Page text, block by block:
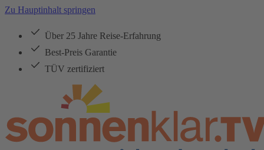
Zu Hauptinhalt springen
Über 25 Jahre Reise-Erfahrung
Best-Preis Garantie
TÜV zertifiziert